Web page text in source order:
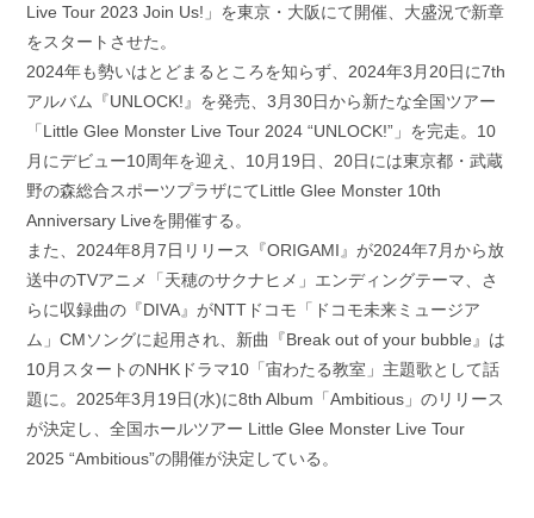
Live Tour 2023 Join Us!」を東京・大阪にて開催、大盛況で新章
をスタートさせた。
2024年も勢いはとどまるところを知らず、2024年3月20日に7th
アルバム『UNLOCK!』を発売、3月30日から新たな全国ツアー
「Little Glee Monster Live Tour 2024 “UNLOCK!”」を完走。10
月にデビュー10周年を迎え、10月19日、20日には東京都・武蔵
野の森総合スポーツプラザにてLittle Glee Monster 10th
Anniversary Liveを開催する。
また、2024年8月7日リリース『ORIGAMI』が2024年7月から放
送中のTVアニメ「天穂のサクナヒメ」エンディングテーマ、さ
らに収録曲の『DIVA』がNTTドコモ「ドコモ未来ミュージア
ム」CMソングに起用され、新曲『Break out of your bubble』は
10月スタートのNHKドラマ10「宙わたる教室」主題歌として話
題に。2025年3月19日(水)に8th Album「Ambitious」のリリース
が決定し、全国ホールツアー Little Glee Monster Live Tour
2025 “Ambitious”の開催が決定している。